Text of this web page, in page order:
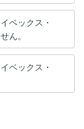
ベックス・
ん。
ベックス・